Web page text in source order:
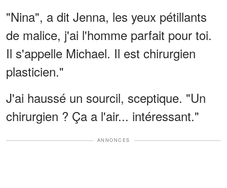
"Nina", a dit Jenna, les yeux pétillants
de malice, j'ai l'homme parfait pour toi.
Il s'appelle Michael. Il est chirurgien
plasticien."
J'ai haussé un sourcil, sceptique. "Un
chirurgien ? Ça a l'air... intéressant."
ANNONCES